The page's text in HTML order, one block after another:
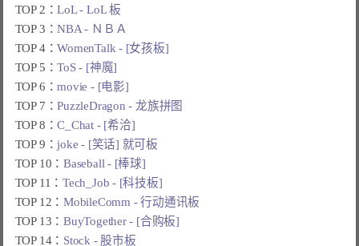
TOP 2：LoL - LoL 板
TOP 3：NBA - ＮＢＡ
TOP 4：WomenTalk - [女孩板]
TOP 5：ToS - [神魔]
TOP 6：movie - [电影]
TOP 7：PuzzleDragon - 龙族拼图
TOP 8：C_Chat - [希洽]
TOP 9：joke - [笑话] 就可板
TOP 10：Baseball - [棒球]
TOP 11：Tech_Job - [科技板]
TOP 12：MobileComm - 行动通讯板
TOP 13：BuyTogether - [合购板]
TOP 14： Stock - 股市板